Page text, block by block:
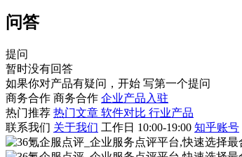
问答
提问
暂时没有回答
如果你对产品有疑问，开始 写第一个提问
商务合作 商务合作 企业产品入驻
热门推荐 热门文章 软件对比 行业产品
联系我们 关于我们 工作日 10:00-19:00 知乎账号